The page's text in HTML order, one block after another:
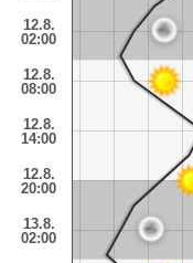
12.8.
02:00
12.8.
08:00
12.8.
14:00
12.8.
20:00
13.8.
02:00